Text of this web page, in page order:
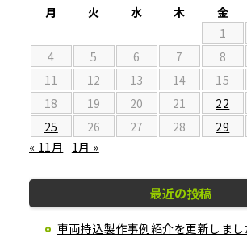
月
火 水 木 金
1
4
5 6 7 8
11
12 13 14 15
18
19 20 21 22
25
26 27 28 29
« 11月
1月 »
最近の投稿
車両持込製作事例紹介を更新しまし